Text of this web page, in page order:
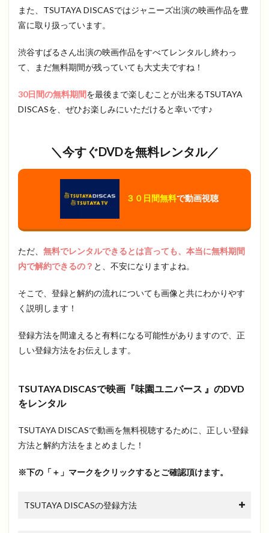
また、TSUTAYA DISCASではジャニーズ出演の映画作品を豊
富に取り扱っています。
渋谷すばるさん出演の映画作品をすべてレンタルし終わっ
て、まだ無料期間が残っていても大丈夫ですね！
30日間の無料期間を最後まで楽しむことが出来るTSUTAYA
DISCASを、ぜひお楽しみにいただけると幸いです♪
＼今すぐDVDを無料レンタル／
３０日間無料で動画視聴
ただ、 無料でレンタルできるとは言っても、本当に無料期間
内で解約できるの？ と、不安になりますよね。
そこで、登録と解約の流れについても画像と共にわかりやす
く説明します！
登録方法を間違えると有料になる可能性がありますので、正
しい登録方法をお伝えします。
TSUTAYA DISCASで映画『味園ユニバース 』のDVD
をレンタル
TSUTAYA DISCASで動画を無料視聴するために、正しい登録
方法と解約方法をまとめました！
※下の「＋」マークをクリックするとご確認頂けます。
TSUTAYA DISCASの登録方法